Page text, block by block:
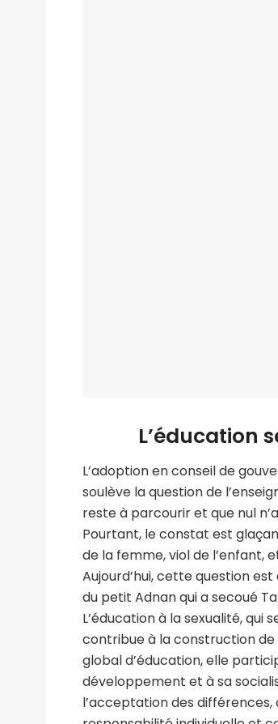
L’éducation
L’adoption en conseil de
soulève la question de
reste à parcourir et que nul
Pourtant, le constat est
de la femme, viol de l’enfant,
Aujourd’hui, cette question
du petit Adnan qui a secoué
L’éducation à la sexualité,
contribue à la construction de
global d’éducation, elle
développement et à sa
l’acceptation des